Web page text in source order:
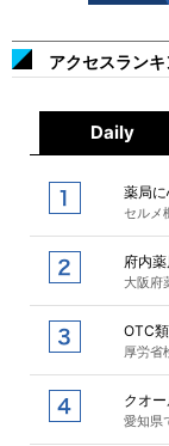
アクセスラン
Daily
薬局に
セルメ
府内
大阪府
OTC
厚労省
クオ
愛知県